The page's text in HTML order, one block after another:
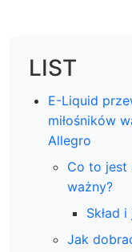
LIST
E-Liquid
miłośników
Allegro
Co to jest
ważny?
Skład
Jak